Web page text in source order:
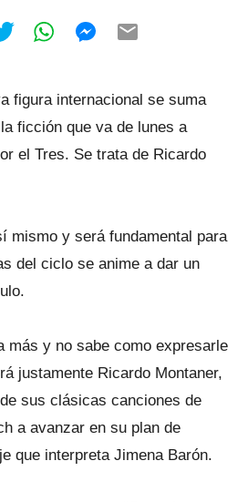
figura internacional se suma
ficción que va de lunes a
el Tres. Se trata de Ricardo
mismo y será fundamental para
del ciclo se anime a dar un
más y no sabe como expresarle
justamente Ricardo Montaner,
sus clásicas canciones de
a avanzar en su plan de
que interpreta Jimena Barón.